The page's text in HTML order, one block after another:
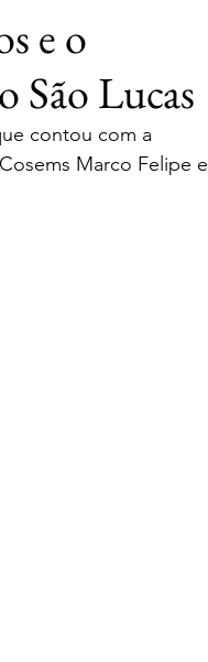
e o
São Lucas
contou com a
Marco Felipe e